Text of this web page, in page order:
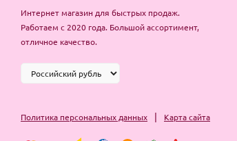
Интернет магазин для быстрых продаж.
Работаем с 2020 года. Большой ассортимент,
отличное качество.
Политика персональных данных | Карта сайта